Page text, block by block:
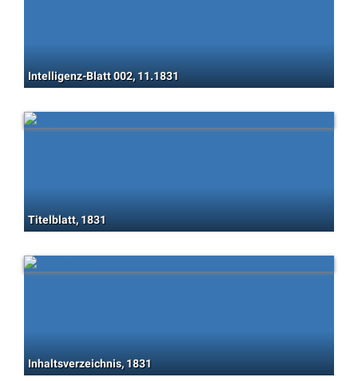
Intelligenz-Blatt 002, 11.1831
Titelblatt, 1831
Inhaltsverzeichnis, 1831